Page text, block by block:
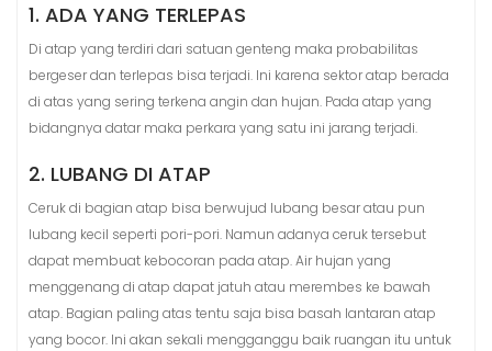
1. ADA YANG TERLEPAS
Di atap yang terdiri dari satuan genteng maka probabilitas
bergeser dan terlepas bisa terjadi. Ini karena sektor atap berada
di atas yang sering terkena angin dan hujan. Pada atap yang
bidangnya datar maka perkara yang satu ini jarang terjadi.
2. LUBANG DI ATAP
Ceruk di bagian atap bisa berwujud lubang besar atau pun
lubang kecil seperti pori-pori. Namun adanya ceruk tersebut
dapat membuat kebocoran pada atap. Air hujan yang
menggenang di atap dapat jatuh atau merembes ke bawah
atap. Bagian paling atas tentu saja bisa basah lantaran atap
yang bocor. Ini akan sekali mengganggu baik ruangan itu untuk